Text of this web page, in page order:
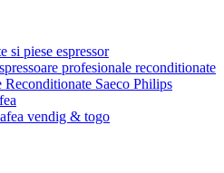
si piese espressor
profesionale reconditionate
Reconditionate Saeco Philips
vendig & togo